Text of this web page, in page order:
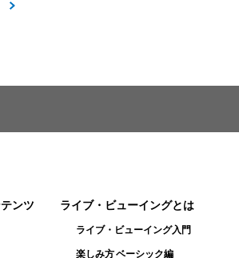
ンツ ライブ・ビューイングとは
ライブ・ビューイング入門
楽しみ方 ベーシック編